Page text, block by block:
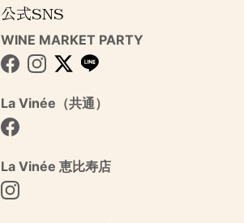
公式SNS
WINE MARKET PARTY
Facebook
Instagram
Twitter
La Vinée（共通）
Facebook
La Vinée 恵比寿店
Instagram